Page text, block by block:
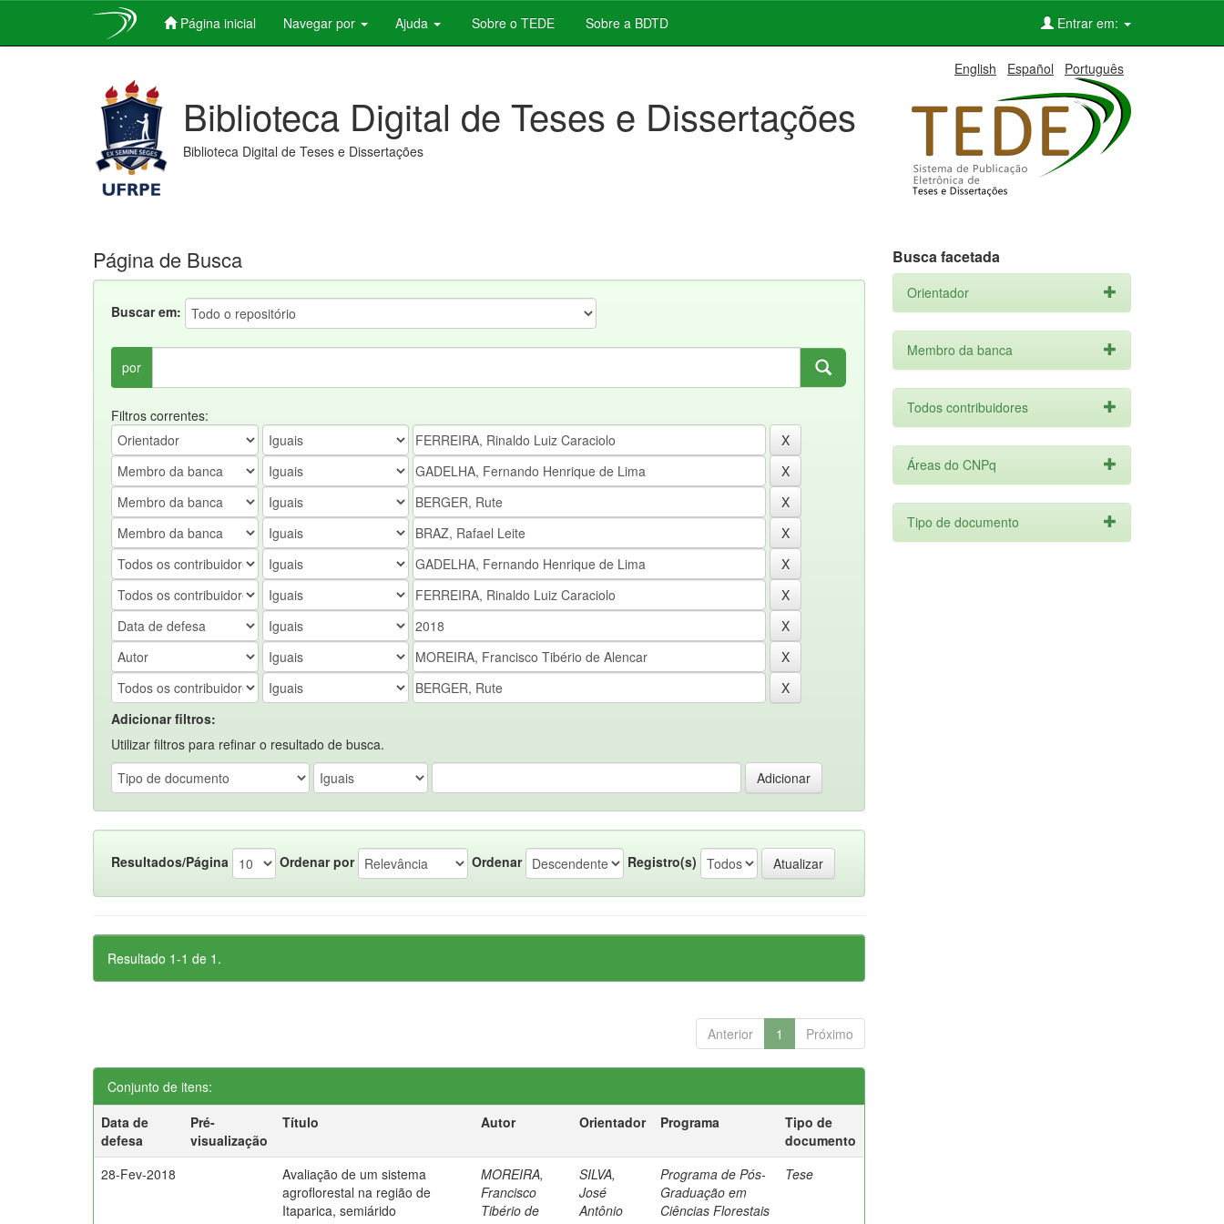
Página inicial Navegar por Ajuda Sobre o TEDE Sobre a BDTD Entrar em:
English Español Português
Biblioteca Digital de Teses e Dissertações
Biblioteca Digital de Teses e Dissertações
Página de Busca
Buscar em:
por
Filtros correntes:
Adicionar filtros:
Utilizar filtros para refinar o resultado de busca.
Resultados/Página Ordenar por Ordenar Registro(s)
Resultado 1-1 de 1.
Anterior 1 Próximo
Conjunto de itens:
Data de
defesa
Pré-
visualização
Título Autor Orientador Programa
Tipo de
documento
28-Fev-2018
Avaliação de um sistema
agroflorestal na região de
Itaparica, semiárido
MOREIRA,
Francisco
Tibério de
SILVA,
José
Antônio
Programa de Pós-
Graduação em
Ciências Florestais
Tese
Busca facetada
Orientador
Membro da banca
Todos contribuidores
Áreas do CNPq
Tipo de documento